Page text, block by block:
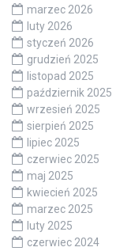
marzec 2026
luty 2026
styczeń 2026
grudzień 2025
listopad 2025
październik 2025
wrzesień 2025
sierpień 2025
lipiec 2025
czerwiec 2025
maj 2025
kwiecień 2025
marzec 2025
luty 2025
czerwiec 2024